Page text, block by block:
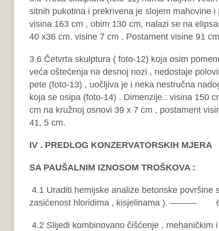
sitnih pukotina i prekrivena je slojem mahovine i
visina 163 cm , obim 130 cm, nalazi se na
40 x36 cm. visine 7 cm . Postament visine 91
3.6 Četvrta skulptura ( foto-12) koja osim
veća oštećenja na desnoj nozi , nedostaje
pete (foto-13) , uočljiva je i neka nestručna
koja se osipa (foto-14) . Dimenzije : visina 150
cm na kružnoj osnovi 39 x 7 cm , postament
41, 5 cm.
IV . PREDLOG KONZERVATORSKIH MJERA
SA PAUŠALNIM IZNOSOM TROŠKOVA :
4.1 Uraditi hemijske analize betonske površine
zasićenost hloridima , kisjelinama ). ———
4.2 Slijedi kombinovano čišćenje , mehaničkim